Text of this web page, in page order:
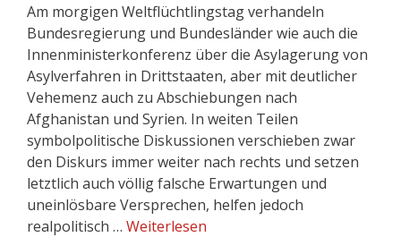
Am morgigen Weltflüchtlingstag verhandeln
Bundesregierung und Bundesländer wie auch die
Innenministerkonferenz über die Asylagerung von
Asylverfahren in Drittstaaten, aber mit deutlicher
Vehemenz auch zu Abschiebungen nach
Afghanistan und Syrien. In weiten Teilen
symbolpolitische Diskussionen verschieben zwar
den Diskurs immer weiter nach rechts und setzen
letztlich auch völlig falsche Erwartungen und
uneinlösbare Versprechen, helfen jedoch
realpolitisch … Weiterlesen